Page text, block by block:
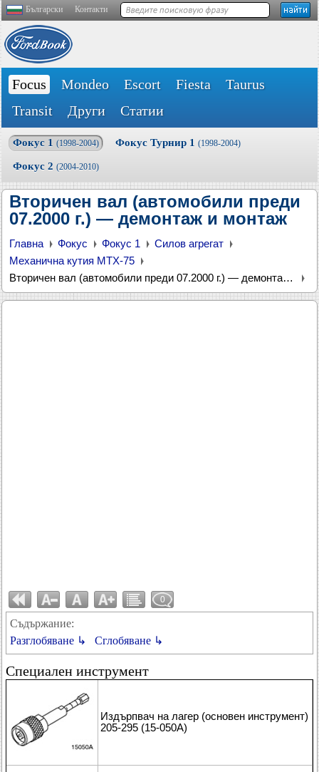
Български Контакти
Focus Mondeo Escort Fiesta
Taurus
Transit
Други Статии
Фокус 1 (1998-2004) Фокус Турнир 1 (1998-2004)
Фокус 2 (2004-2010)
Вторичен вал (автомобили преди
07.2000 г.) — демонтаж и монтаж
Главна Фокус Фокус 1
Силов агрегат
Механична кутия MTX-75
Вторичен вал (автомобили преди 07.2000 г.) — демонтаж и монтаж
0
Съдържание:
Разглобяване ↳
Сглобяване ↳
Специален инструмент
Издърпвач на лагер (основен инструмент)
205-295 (15-050A)